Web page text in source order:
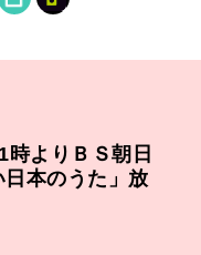
note fanclub
時よりＢＳ朝日
日本のうた」放